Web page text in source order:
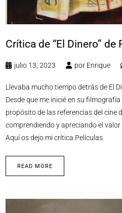
Crítica de “El Dinero”
julio 13, 2023 por Enrique
Llevaba mucho tiempo detrás de El
Desde que me inicié en su
propósito de las referencias del cine
comprendiendo y apreciando el
Aquí os dejo mi crítica Películas
READ MORE